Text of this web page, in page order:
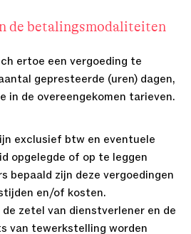
de betalingsmodaliteiten
ertoe een vergoeding te
gepresteerde (uren) dagen,
in de overeengekomen tarieven.
exclusief btw en eventuele
opgelegde of op te leggen
bepaald zijn deze vergoedingen
en/of kosten.
zetel van dienstverlener en de
van tewerkstelling worden